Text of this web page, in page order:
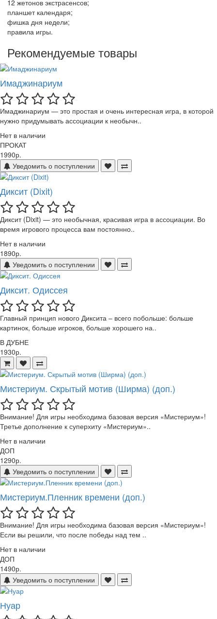
12 жетонов экстрасенсов;
планшет календаря;
фишка дня недели;
правила игры.
Рекомендуемые товары
Имаджинариум
Имаджинариум — это простая и очень интересная игра, в которой
нужно придумывать ассоциации к необычн..
Нет в наличии
ПРОКАТ
1990р.
Уведомить о поступлении
Диксит (Dixit)
Диксит (Dixit) — это необычная, красивая игра в ассоциации. Во
время игрового процесса вам постоянно..
Нет в наличии
1890р.
Уведомить о поступлении
Диксит. Одиссея
Главный принцип нового Диксита – всего побольше: больше
картинок, больше игроков, больше хорошего на..
В ДУБНЕ
1930р.
Мистериум. Скрытый мотив (Ширма) (доп.)
Внимание! Для игры необходима базовая версия «Мистериум»!
Третье дополнение к суперхиту «Мистериум»..
Нет в наличии
ДОП
1290р.
Уведомить о поступлении
Мистериум.Пленник времени (доп.)
Внимание! Для игры необходима базовая версия «Мистериум»!
Если вы решили, что после победы над тем ..
Нет в наличии
ДОП
1490р.
Уведомить о поступлении
Нуар